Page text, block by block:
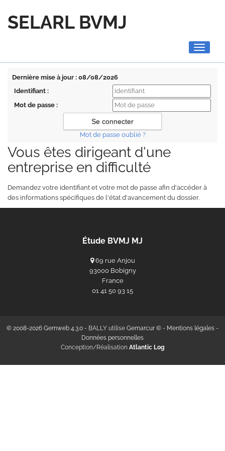
SELARL BVMJ
Toggle
Dernière mise à jour : 08/08/2026
Identifiant :
Mot de passe :
Mot de passe oublié ?
Vous êtes dirigeant d'une
entreprise en difficulté
Demandez votre identifiant et votre mot de passe afin d'accéder à
des informations spécifiques de l'état d'avancement du dossier.
Étude BVMJ MJ
69 rue Anjou
93000 Bobigny
France
‭01 41 50 93 15‬
© 2008-2026 Gemweb 4.3.0 - BALLY utilise Gemarcur © - Mentions légales -
Données personnelles
Conception/Réalisation Atlantic Log